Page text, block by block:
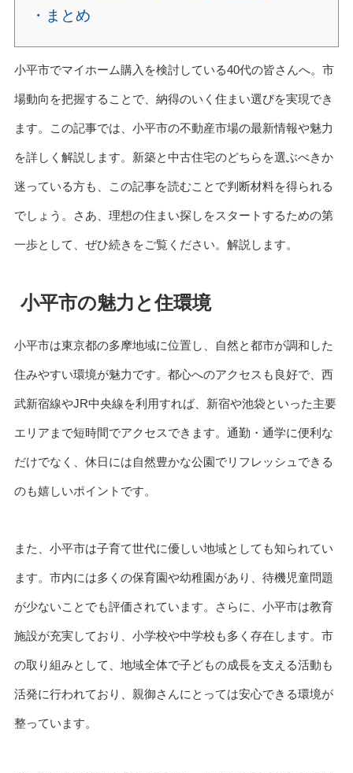
・まとめ
小平市でマイホーム購入を検討している40代の皆さんへ。市
場動向を把握することで、納得のいく住まい選びを実現でき
ます。この記事では、小平市の不動産市場の最新情報や魅力
を詳しく解説します。新築と中古住宅のどちらを選ぶべきか
迷っている方も、この記事を読むことで判断材料を得られる
でしょう。さあ、理想の住まい探しをスタートするための第
一歩として、ぜひ続きをご覧ください。解説します。
小平市の魅力と住環境
小平市は東京都の多摩地域に位置し、自然と都市が調和した
住みやすい環境が魅力です。都心へのアクセスも良好で、西
武新宿線やJR中央線を利用すれば、新宿や池袋といった主要
エリアまで短時間でアクセスできます。通勤・通学に便利な
だけでなく、休日には自然豊かな公園でリフレッシュできる
のも嬉しいポイントです。
また、小平市は子育て世代に優しい地域としても知られてい
ます。市内には多くの保育園や幼稚園があり、待機児童問題
が少ないことでも評価されています。さらに、小平市は教育
施設が充実しており、小学校や中学校も多く存在します。市
の取り組みとして、地域全体で子どもの成長を支える活動も
活発に行われており、親御さんにとっては安心できる環境が
整っています。